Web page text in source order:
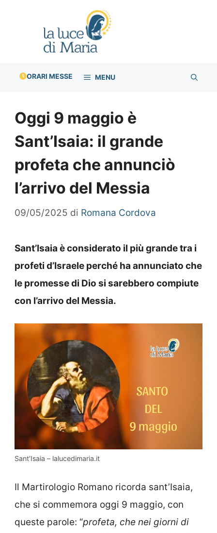
ORARI MESSE MENU
Oggi 9 maggio è
Sant’Isaia: il grande
profeta che annunciò
l’arrivo del Messia
09/05/2025 di Romana Cordova
Sant’Isaia è considerato il più grande tra i
profeti d’Israele perché ha annunciato che
le promesse di Dio si sarebbero compiute
con l’arrivo del Messia.
Sant’Isaia – lalucedimaria.it
Il Martirologio Romano ricorda sant’Isaia,
che si commemora oggi 9 maggio, con
queste parole: “profeta, che nei giorni di